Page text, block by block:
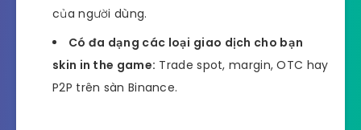
của người dùng.
Có đa dạng các loại giao dịch cho bạn
skin in the game: Trade spot, margin, OTC hay
P2P trên sàn Binance.